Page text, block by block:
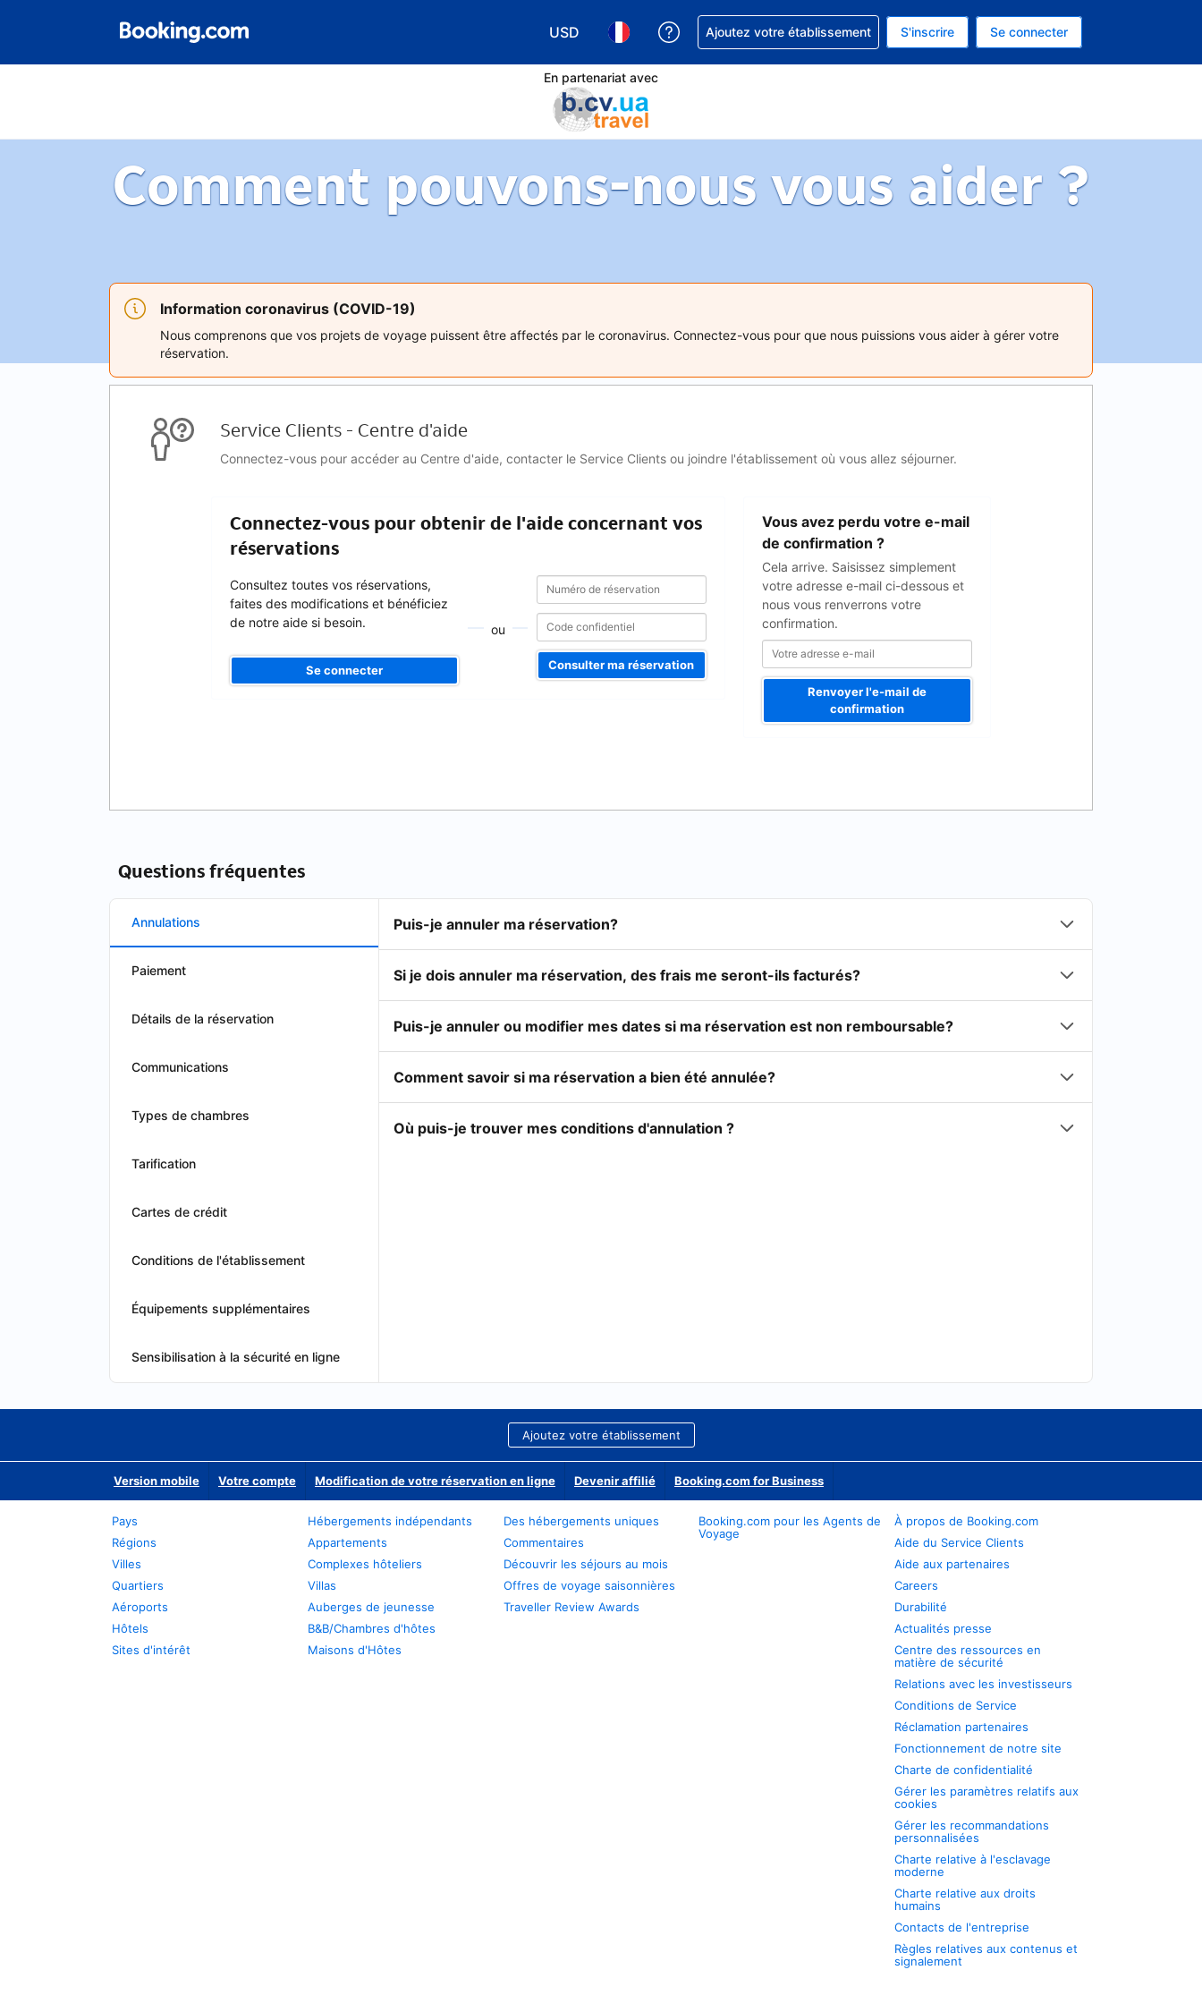
USD
Choisissez votre devise. Votre devise actuelle est celle-ci : Dollar américain.
Choisissez votre langue. Votre langue actuelle est celle-ci : Français.
Obtenez de l'aide concernant votre réservation
Ajoutez votre établissement S'inscrire Se connecter
En partenariat avec
Comment pouvons-nous vous aider ?
Information coronavirus (COVID-19)
Nous comprenons que vos projets de voyage puissent être affectés par le coronavirus. Connectez-vous pour que nous puissions vous aider à gérer votre
réservation.
Service Clients - Centre d'aide
Connectez-vous pour accéder au Centre d'aide, contacter le Service Clients ou joindre l'établissement où vous allez séjourner.
Connectez-vous pour obtenir de l'aide concernant vos
réservations
Consultez toutes vos réservations,
faites des modifications et bénéficiez
de notre aide si besoin.
Se connecter
ou
Numéro
de
réservation
Numéro
réservation
Consulter ma réservation
Vous avez perdu votre e-mail
de confirmation ?
Cela arrive. Saisissez simplement
votre adresse e-mail ci-dessous et
nous vous renverrons votre
confirmation.
adresse
Renvoyer l'e-mail de
confirmation
Questions fréquentes
Annulations
Paiement
Détails de la réservation
Communications
Types de chambres
Tarification
Cartes de crédit
Conditions de l'établissement
Équipements supplémentaires
Sensibilisation à la sécurité en ligne
Puis-je annuler ma réservation?
Si je dois annuler ma réservation, des frais me seront-ils facturés?
Puis-je annuler ou modifier mes dates si ma réservation est non remboursable?
Comment savoir si ma réservation a bien été annulée?
Où puis-je trouver mes conditions d'annulation ?
Ajoutez votre établissement
Version mobile Votre compte Modification de votre réservation en ligne Devenir affilié Booking.com for Business
Pays
Régions
Villes
Quartiers
Aéroports
Hôtels
Sites d'intérêt
Hébergements indépendants
Appartements
Complexes hôteliers
Villas
Auberges de jeunesse
B&B/Chambres d'hôtes
Maisons d'Hôtes
Des hébergements uniques
Commentaires
Découvrir les séjours au mois
Offres de voyage saisonnières
Traveller Review Awards
Booking.com pour les Agents de
Voyage
À propos de Booking.com
Aide du Service Clients
Aide aux partenaires
Careers
Durabilité
Actualités presse
Centre des ressources en
matière de sécurité
Relations avec les investisseurs
Conditions de Service
Réclamation partenaires
Fonctionnement de notre site
Charte de confidentialité
Gérer les paramètres relatifs aux
cookies
Gérer les recommandations
personnalisées
Charte relative à l'esclavage
moderne
Charte relative aux droits
humains
Contacts de l'entreprise
Règles relatives aux contenus et
signalement